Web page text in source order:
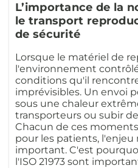
L’importance de la
le transport
de sécurité
Lorsque le matériel de
l'environnement
conditions qu'il
imprévisibles. Un envoi
sous une chaleur
transporteurs ou subir
Chacun de ces
pour les patients,
important. C'est
l'ISO 21973 sont